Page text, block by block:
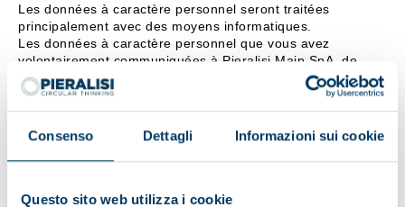
Consenso Dettagli Informazioni sui cookie
Questo sito web utilizza i cookie
Les données à caractère personnel seront traitées
principalement avec des moyens informatiques.
Les données à caractère personnel que vous avez
volontairement communiquées à Pieralisi Maip SpA, de
quelque manière que ce soit (compilation de masques en
ligne, envoi de courriels, etc.), seront conservées dans une
application de gestion de Pieralisi Maip SpA exclusivement
pour les finalités indiquées plus haut et pour la durée
prévue par la législation en la matière.
Aux fins du présent paragraphe, Pieralisi Maip SpA
pour prévenir la perte des données, les utilisations illicites